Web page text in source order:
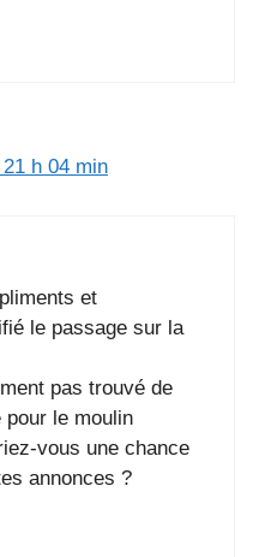
h 04 min
et
le passage sur la
pas trouvé de
pour le moulin
vous une chance
annonces ?